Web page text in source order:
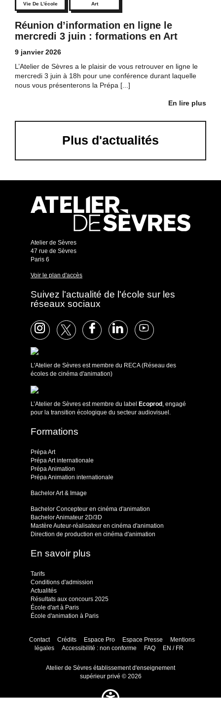
Vie De L'école Art
Réunion d’information en ligne le
mercredi 3 juin : formations en Art
9 janvier 2026
L’Atelier de Sèvres a le plaisir de vous retrouver en ligne le
mercredi 3 juin à 18h pour une conférence durant laquelle
nous vous présenterons la Prépa [...]
En lire plus
Plus d'actualités
Atelier de Sèvres
47 rue de Sèvres
Paris 6
Voir le plan d'accès
Suivez l'actualité de l'école sur les
réseaux sociaux
L'Atelier de Sèvres est membre du RECA (Réseau des
écoles de cinéma d'animation)
L’Atelier de Sèvres est membre du label Ecoprod, engagé
pour la transition écologique du secteur audiovisuel.
Formations
Prépa Art
Prépa Art internationale
Prépa Animation
Prépa Animation internationale
Bachelor Art & Image
Bachelor Concepteur en cinéma d'animation
Bachelor Animateur 2D/3D
Mastère Auteur-réalisateur en cinéma d'animation
Direction de production en cinéma d'animation
En savoir plus
Tarifs
Conditions d'admission
Actualités
Résultats aux concours 2025
École d'art à Paris
École d'animation à Paris
Contact Crédits Espace Pro Espace Presse
Mentions
légales
Accessibilité : non conforme FAQ EN / FR
Atelier de Sèvres établissement d'enseignement
supérieur privé © 2026